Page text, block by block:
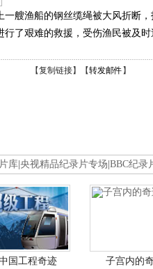
艘渔船的钢丝缆绳被大风折断
了艰难的救援，受伤渔民被及时
【复制链接】【转发邮件 】
库 央视精品纪录片专场 BBC纪录
国工程奇迹 子宫内的